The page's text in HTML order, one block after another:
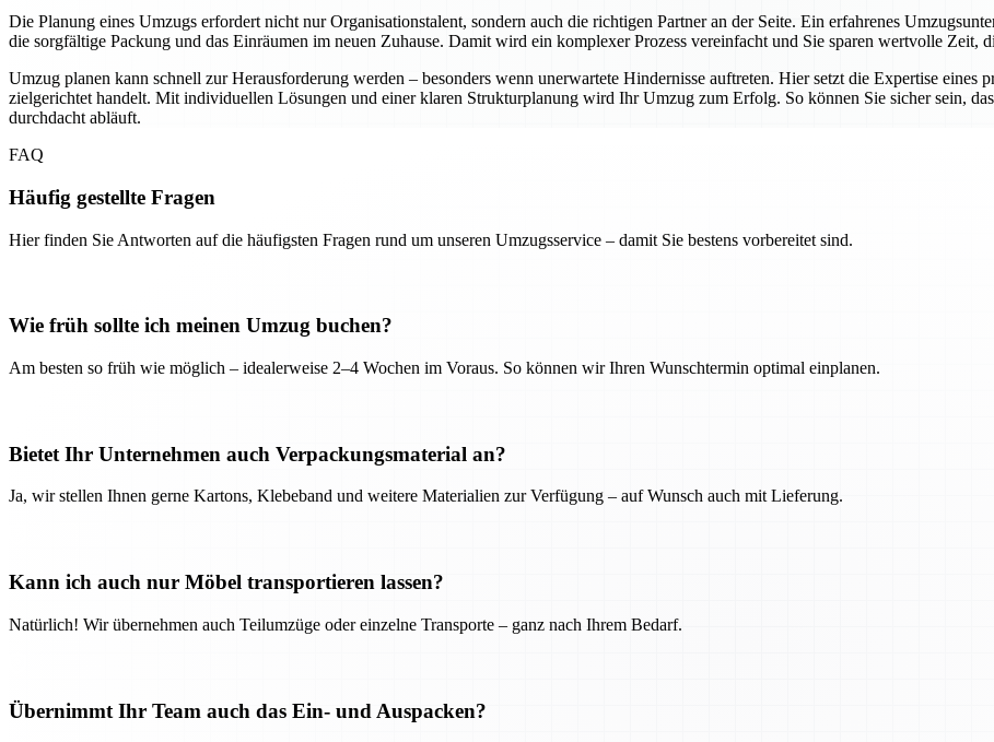
Die Planung eines Umzugs erfordert nicht nur Organisationstalent, sondern auch die richtigen Partner an der Seite. Ein erfahrenes
die sorgfältige Packung und das Einräumen im neuen Zuhause. Damit wird ein komplexer Prozess vereinfacht und Sie sparen wertvolle Zeit,
Umzug planen kann schnell zur Herausforderung werden – besonders wenn unerwartete Hindernisse auftreten. Hier setzt die Expertise eines
zielgerichtet handelt. Mit individuellen Lösungen und einer klaren Strukturplanung wird Ihr Umzug zum Erfolg. So können Sie sicher sein,
durchdacht abläuft.
FAQ
Häufig gestellte Fragen
Hier finden Sie Antworten auf die häufigsten Fragen rund um unseren Umzugsservice – damit Sie bestens vorbereitet sind.
Wie früh sollte ich meinen Umzug buchen?
Am besten so früh wie möglich – idealerweise 2–4 Wochen im Voraus. So können wir Ihren Wunschtermin optimal einplanen.
Bietet Ihr Unternehmen auch Verpackungsmaterial an?
Ja, wir stellen Ihnen gerne Kartons, Klebeband und weitere Materialien zur Verfügung – auf Wunsch auch mit Lieferung.
Kann ich auch nur Möbel transportieren lassen?
Natürlich! Wir übernehmen auch Teilumzüge oder einzelne Transporte – ganz nach Ihrem Bedarf.
Übernimmt Ihr Team auch das Ein- und Auspacken?